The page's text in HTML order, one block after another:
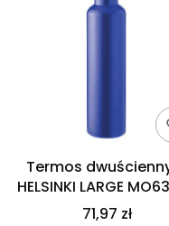
Termos
HELSINKI LARGE
04
71,97 zł